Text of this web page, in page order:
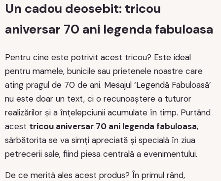
Un cadou deosebit: tricou
aniversar 70 ani legenda fabuloasa
Pentru cine este potrivit acest tricou? Este ideal
pentru mamele, bunicile sau prietenele noastre care
ating pragul de 70 de ani. Mesajul ‘Legendă Fabuloasă’
nu este doar un text, ci o recunoaștere a tuturor
realizărilor și a înțelepciunii acumulate în timp. Purtând
acest tricou aniversar 70 ani legenda fabuloasa,
sărbătorita se va simți apreciată și specială în ziua
petrecerii sale, fiind piesa centrală a evenimentului.
De ce merită ales acest produs? În primul rând,